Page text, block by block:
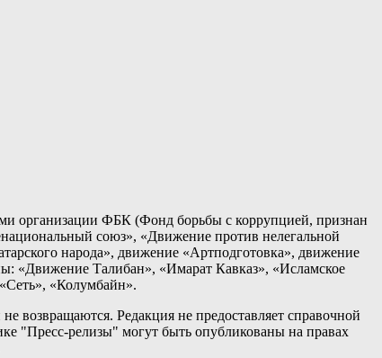
организации ФБК (Фонд борьбы с коррупцией, признан
союз», «Движение против нелегальной
народа», движение «Артподготовка», движение
«Движение Талибан», «Имарат Кавказ», «Исламское
«Колумбайн».
возвращаются. Редакция не предоставляет справочной
"Пресс-релизы" могут быть опубликованы на правах